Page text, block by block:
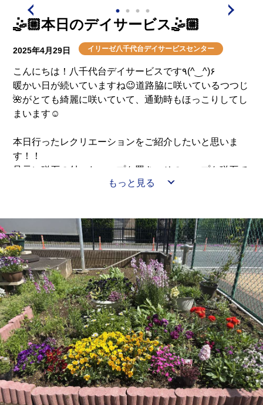
🤹🏼本日のデイサービス🤹🏼
2025年4月29日 イリーゼ八千代台デイサービスセンター
こんにちは！八千代台デイサービスです٩(^‿^)۶
暖かい日が続いていますね😉道路脇に咲いているつつじ
🌺がとても綺麗に咲いていて、通勤時もほっこりしてし
まいます☺️
本日行ったレクリエーションをご紹介したいと思いま
す！！
足元に磁石の付いたコップを置き、そのコップを磁石で
釣るのですが、案外ゆらゆらして中々釣れない💦そして
どかしい楽しいゲームでした😄皆様の応援の声も励まし
になりました🫡
そしてカラオケをして、デイサービスの1日が終わりま
した🤗
もっと見る